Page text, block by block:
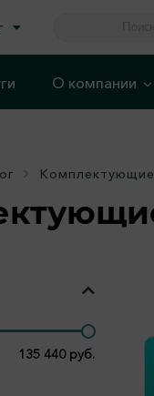
О компании
135 440руб.